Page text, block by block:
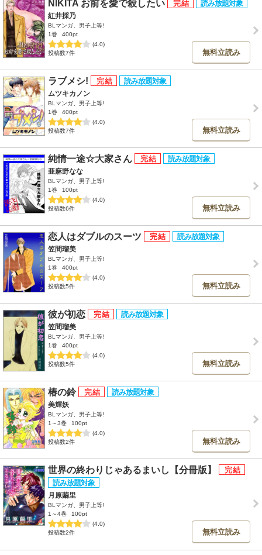
NIKITA お前を愛で殺したい
紅井採乃
BLマンガ、男子上等!
1巻
400pt
(4.0)
投稿数7件
無料立読み
ラブメシ!
ムツキカノン
BLマンガ、男子上等!
1巻
400pt
(4.0)
投稿数7件
無料立読み
純情一途☆大家さん
亜麻野なな
BLマンガ、男子上等!
1巻
100pt
(4.0)
投稿数6件
無料立読み
恋人はダブルのスーツ
笠間瑠美
BLマンガ、男子上等!
1巻
400pt
(4.0)
投稿数5件
無料立読み
彼が初恋
笠間瑠美
BLマンガ、男子上等!
1巻
400pt
(4.0)
投稿数5件
無料立読み
椿の鈴
美輝妖
BLマンガ、男子上等!
1～3巻
100pt
(4.0)
投稿数2件
無料立読み
世界の終わりじゃあるまいし【分冊版】
月原繭里
BLマンガ、男子上等!
1～4巻
100pt
(4.0)
投稿数2件
無料立読み